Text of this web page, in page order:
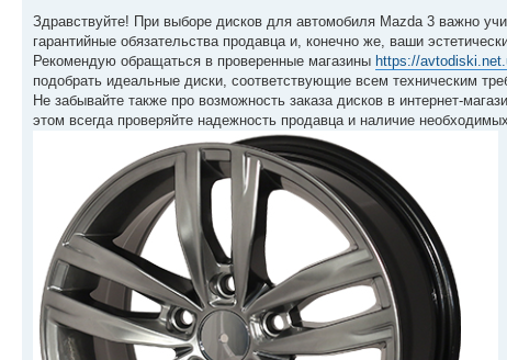
Здравствуйте! При выборе дисков для автомобиля Mazda 3 важно
гарантийные обязательства продавца и, конечно же, ваши
Рекомендую обращаться в проверенные магазины https://
подобрать идеальные диски, соответствующие всем техническим
Не забывайте также про возможность заказа дисков в интернет-
этом всегда проверяйте надежность продавца и наличие